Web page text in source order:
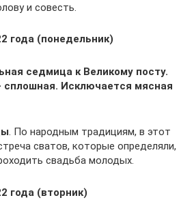
и совесть.
года (понедельник)
седмица к Великому посту.
Исключается мясная
. По народным традициям, в этот
сватов, которые определяли,
свадьба молодых.
года (вторник)